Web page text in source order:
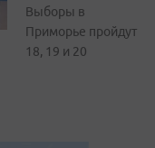
Выборы в
Приморье пройдут
18, 19 и 20